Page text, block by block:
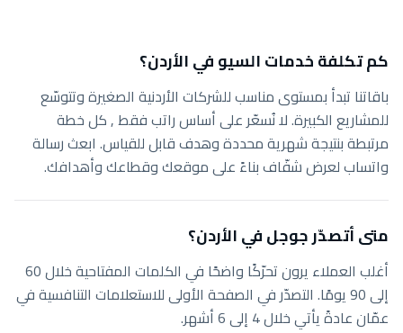
كم تكلفة خدمات السيو في الأردن؟
باقاتنا تبدأ بمستوى مناسب للشركات الأردنية الصغيرة وتتوسّع
للمشاريع الكبيرة. لا نُسعّر على أساس راتب فقط , كل خطة
مرتبطة بنتيجة شهرية محددة وهدف قابل للقياس. ابعث رسالة
واتساب لعرض شفّاف بناءً على موقعك وقطاعك وأهدافك.
متى أتصدّر جوجل في الأردن؟
أغلب العملاء يرون تحرّكًا واضحًا في الكلمات المفتاحية خلال 60
إلى 90 يومًا. التصدّر في الصفحة الأولى للاستعلامات التنافسية في
عمّان عادةً يأتي خلال 4 إلى 6 أشهر.